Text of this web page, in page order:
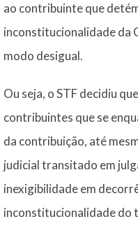
ao contribuinte que
inconstitucionalidade da
modo desigual.
Ou seja, o STF decidiu
contribuintes que se
da contribuição, até
judicial transitado em
inexigibilidade em
inconstitucionalidade do